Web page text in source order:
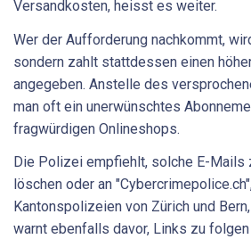
Versandkosten, heisst es weiter.
Wer der Aufforderung nachkommt,
sondern zahlt stattdessen einen
angegeben. Anstelle des
man oft ein unerwünschtes
fragwürdigen Onlineshops.
Die Polizei empfiehlt, solche E-Mails
löschen oder an
Kantonspolizeien von Zürich und
warnt ebenfalls davor, Links zu